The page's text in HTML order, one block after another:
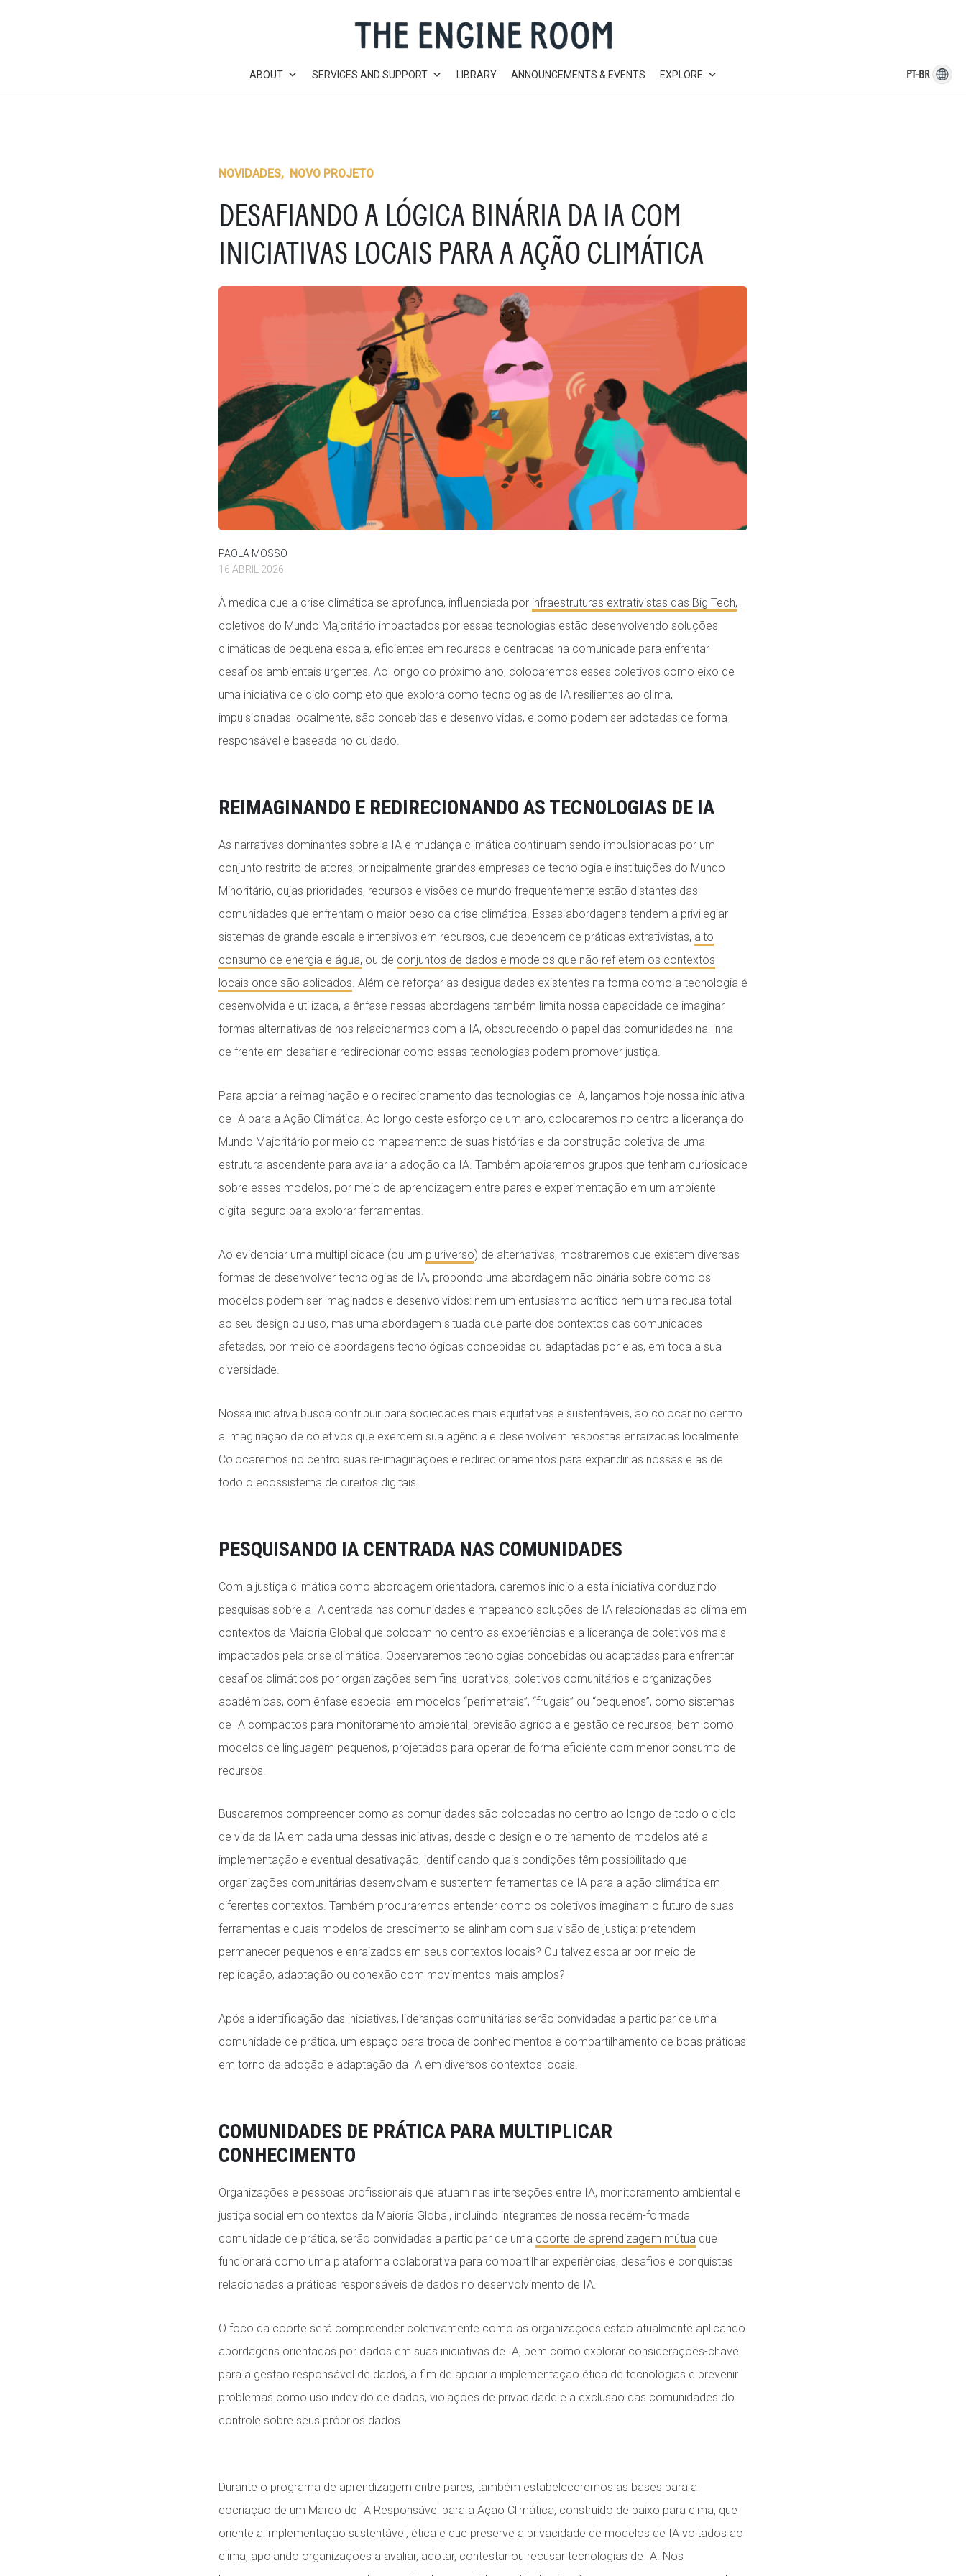
ABOUT SERVICES AND SUPPORT LIBRARY ANNOUNCEMENTS & EVENTS EXPLORE
NOVIDADES, NOVO PROJETO
DESAFIANDO A LÓGICA BINÁRIA DA IA COM
INICIATIVAS LOCAIS PARA A AÇÃO CLIMÁTICA
PAOLA MOSSO
16 ABRIL 2026
À medida que a crise climática se aprofunda, influenciada por infraestruturas extrativistas das Big Tech,
coletivos do Mundo Majoritário impactados por essas tecnologias estão desenvolvendo soluções
climáticas de pequena escala, eficientes em recursos e centradas na comunidade para enfrentar
desafios ambientais urgentes. Ao longo do próximo ano, colocaremos esses coletivos como eixo de
uma iniciativa de ciclo completo que explora como tecnologias de IA resilientes ao clima,
impulsionadas localmente, são concebidas e desenvolvidas, e como podem ser adotadas de forma
responsável e baseada no cuidado.
REIMAGINANDO E REDIRECIONANDO AS TECNOLOGIAS DE IA
As narrativas dominantes sobre a IA e mudança climática continuam sendo impulsionadas por um
conjunto restrito de atores, principalmente grandes empresas de tecnologia e instituições do Mundo
Minoritário, cujas prioridades, recursos e visões de mundo frequentemente estão distantes das
comunidades que enfrentam o maior peso da crise climática. Essas abordagens tendem a privilegiar
sistemas de grande escala e intensivos em recursos, que dependem de práticas extrativistas, alto
consumo de energia e água, ou de conjuntos de dados e modelos que não refletem os contextos
locais onde são aplicados. Além de reforçar as desigualdades existentes na forma como a tecnologia é
desenvolvida e utilizada, a ênfase nessas abordagens também limita nossa capacidade de imaginar
formas alternativas de nos relacionarmos com a IA, obscurecendo o papel das comunidades na linha
de frente em desafiar e redirecionar como essas tecnologias podem promover justiça.
Para apoiar a reimaginação e o redirecionamento das tecnologias de IA, lançamos hoje nossa iniciativa
de IA para a Ação Climática. Ao longo deste esforço de um ano, colocaremos no centro a liderança do
Mundo Majoritário por meio do mapeamento de suas histórias e da construção coletiva de uma
estrutura ascendente para avaliar a adoção da IA. Também apoiaremos grupos que tenham curiosidade
sobre esses modelos, por meio de aprendizagem entre pares e experimentação em um ambiente
digital seguro para explorar ferramentas.
Ao evidenciar uma multiplicidade (ou um pluriverso) de alternativas, mostraremos que existem diversas
formas de desenvolver tecnologias de IA, propondo uma abordagem não binária sobre como os
modelos podem ser imaginados e desenvolvidos: nem um entusiasmo acrítico nem uma recusa total
ao seu design ou uso, mas uma abordagem situada que parte dos contextos das comunidades
afetadas, por meio de abordagens tecnológicas concebidas ou adaptadas por elas, em toda a sua
diversidade.
Nossa iniciativa busca contribuir para sociedades mais equitativas e sustentáveis, ao colocar no centro
a imaginação de coletivos que exercem sua agência e desenvolvem respostas enraizadas localmente.
Colocaremos no centro suas re-imaginações e redirecionamentos para expandir as nossas e as de
todo o ecossistema de direitos digitais.
PESQUISANDO IA CENTRADA NAS COMUNIDADES
Com a justiça climática como abordagem orientadora, daremos início a esta iniciativa conduzindo
pesquisas sobre a IA centrada nas comunidades e mapeando soluções de IA relacionadas ao clima em
contextos da Maioria Global que colocam no centro as experiências e a liderança de coletivos mais
impactados pela crise climática. Observaremos tecnologias concebidas ou adaptadas para enfrentar
desafios climáticos por organizações sem fins lucrativos, coletivos comunitários e organizações
acadêmicas, com ênfase especial em modelos “perimetrais”, “frugais” ou “pequenos”, como sistemas
de IA compactos para monitoramento ambiental, previsão agrícola e gestão de recursos, bem como
modelos de linguagem pequenos, projetados para operar de forma eficiente com menor consumo de
recursos.
Buscaremos compreender como as comunidades são colocadas no centro ao longo de todo o ciclo
de vida da IA em cada uma dessas iniciativas, desde o design e o treinamento de modelos até a
implementação e eventual desativação, identificando quais condições têm possibilitado que
organizações comunitárias desenvolvam e sustentem ferramentas de IA para a ação climática em
diferentes contextos. Também procuraremos entender como os coletivos imaginam o futuro de suas
ferramentas e quais modelos de crescimento se alinham com sua visão de justiça: pretendem
permanecer pequenos e enraizados em seus contextos locais? Ou talvez escalar por meio de
replicação, adaptação ou conexão com movimentos mais amplos?
Após a identificação das iniciativas, lideranças comunitárias serão convidadas a participar de uma
comunidade de prática, um espaço para troca de conhecimentos e compartilhamento de boas práticas
em torno da adoção e adaptação da IA em diversos contextos locais.
COMUNIDADES DE PRÁTICA PARA MULTIPLICAR
CONHECIMENTO
Organizações e pessoas profissionais que atuam nas interseções entre IA, monitoramento ambiental e
justiça social em contextos da Maioria Global, incluindo integrantes de nossa recém-formada
comunidade de prática, serão convidadas a participar de uma coorte de aprendizagem mútua que
funcionará como uma plataforma colaborativa para compartilhar experiências, desafios e conquistas
relacionadas a práticas responsáveis de dados no desenvolvimento de IA.
O foco da coorte será compreender coletivamente como as organizações estão atualmente aplicando
abordagens orientadas por dados em suas iniciativas de IA, bem como explorar considerações-chave
para a gestão responsável de dados, a fim de apoiar a implementação ética de tecnologias e prevenir
problemas como uso indevido de dados, violações de privacidade e a exclusão das comunidades do
controle sobre seus próprios dados.
Durante o programa de aprendizagem entre pares, também estabeleceremos as bases para a
cocriação de um Marco de IA Responsável para a Ação Climática, construído de baixo para cima, que
oriente a implementação sustentável, ética e que preserve a privacidade de modelos de IA voltados ao
clima, apoiando organizações a avaliar, adotar, contestar ou recusar tecnologias de IA. Nos
PT-BR